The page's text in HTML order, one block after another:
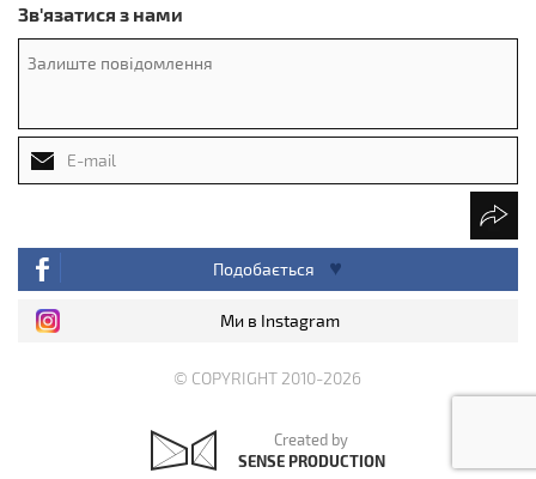
Зв'язатися з нами
Подобається
Ми в Instagram
© COPYRIGHT 2010-2026
Created by
SENSE PRODUCTION